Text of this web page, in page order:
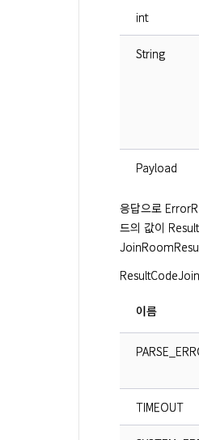
int
String
Payload
응답으로
드의 값이
이름
TIMEOUT